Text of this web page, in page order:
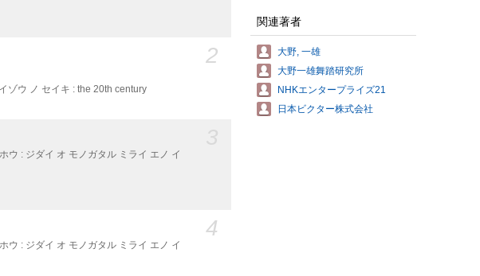
2
ゾウ ノ セイキ : the 20th century
ウ : ジダイ オ モノガタル ミライ エノ イ
4
ウ : ジダイ オ モノガタル ミライ エノ イ
関連著者
大野, 一雄
大野一雄舞踏研究所
NHKエンタープライズ21
日本ビクター株式会社